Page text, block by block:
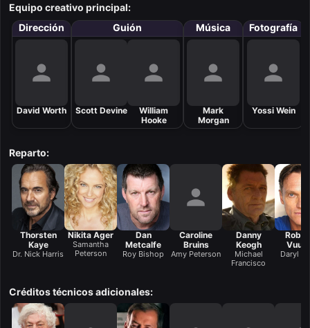
Equipo creativo principal:
Dirección
David Worth
Guión
Scott Devine
William
Hooke
Música
Mark
Morgan
Fotografía
Yossi Wein
Reparto:
Thorsten
Kaye
Dr. Nick Harris
Nikita Ager
Samantha
Peterson
Dan
Metcalfe
Roy Bishop
Caroline
Bruins
Amy Peterson
Danny
Keogh
Michael
Francisco
Rob
Daryl
Créditos técnicos adicionales: